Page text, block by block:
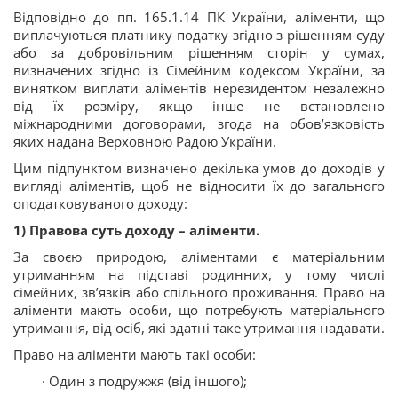
Відповідно до пп. 165.1.14 ПК України, аліменти, що
виплачуються платнику податку згідно з рішенням суду
або за добровільним рішенням сторін у сумах,
визначених згідно із Сімейним кодексом України, за
винятком виплати аліментів нерезидентом незалежно
від їх розміру, якщо інше не встановлено
міжнародними договорами, згода на обов’язковість
яких надана Верховною Радою України.
Цим підпунктом визначено декілька умов до доходів у
вигляді аліментів, щоб не відносити їх до загального
оподатковуваного доходу:
1) Правова суть доходу – аліменти.
За своєю природою, аліментами є матеріальним
утриманням на підставі родинних, у тому числі
сімейних, зв’язків або спільного проживання. Право на
аліменти мають особи, що потребують матеріального
утримання, від осіб, які здатні таке утримання надавати.
Право на аліменти мають такі особи:
· Один з подружжя (від іншого);